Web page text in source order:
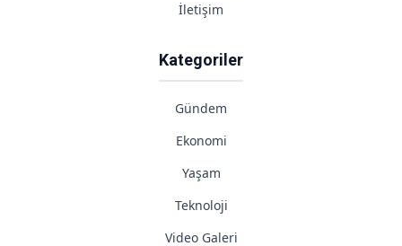
İletişim
Kategoriler
Gündem
Ekonomi
Yaşam
Teknoloji
Video Galeri